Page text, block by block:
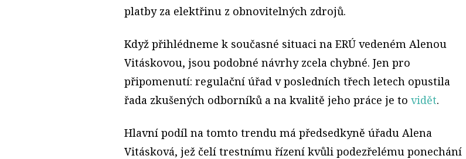
platby za elektřinu z obnovitelných zdrojů.
Když přihlédneme k současné situaci na ERÚ vedeném Alenou
Vitáskovou, jsou podobné návrhy zcela chybné. Jen pro
připomenutí: regulační úřad v posledních třech letech opustila
řada zkušených odborníků a na kvalitě jeho práce je to vidět.
Hlavní podíl na tomto trendu má předsedkyně úřadu Alena
Vitásková, jež čelí trestnímu řízení kvůli podezřelému ponechání